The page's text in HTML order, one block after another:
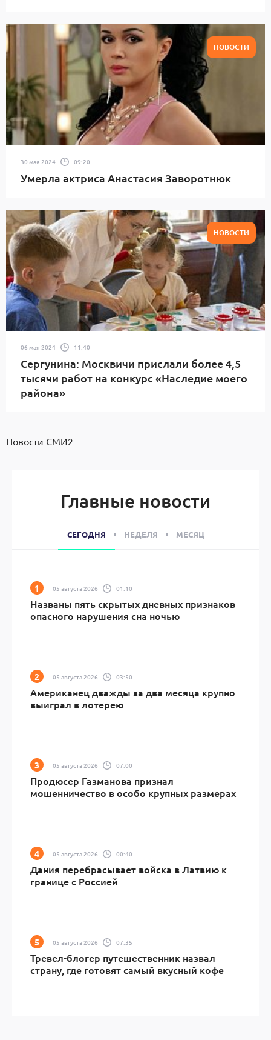
НОВОСТИ
30 мая 2024 09:20
Умерла актриса Анастасия Заворотнюк
НОВОСТИ
06 мая 2024 11:40
Сергунина: Москвичи прислали более 4,5
тысячи работ на конкурс «Наследие моего
района»
Новости СМИ2
Главные новости
СЕГОДНЯ НЕДЕЛЯ МЕСЯЦ
05 августа 2026 01:10
Названы пять скрытых дневных признаков
опасного нарушения сна ночью
05 августа 2026 03:50
Американец дважды за два месяца крупно
выиграл в лотерею
05 августа 2026 07:00
Продюсер Газманова признал
мошенничество в особо крупных размерах
05 августа 2026 00:40
Дания перебрасывает войска в Латвию к
границе с Россией
05 августа 2026 07:35
Тревел-блогер путешественник назвал
страну, где готовят самый вкусный кофе